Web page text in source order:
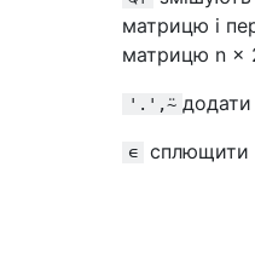
матрицю і
матрицю n ×
'.',⍨ додати
∊ сплющити